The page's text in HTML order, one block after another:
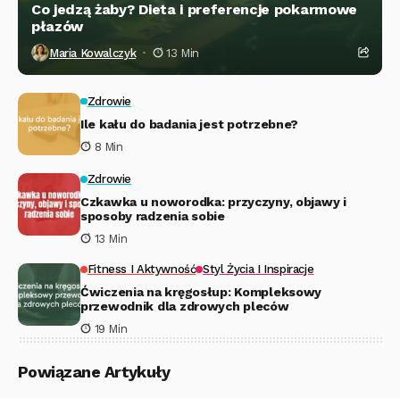
Co jedzą żaby? Dieta i preferencje pokarmowe
płazów
Maria Kowalczyk 13 Min
Zdrowie
Ile kału do badania jest potrzebne?
8 Min
Zdrowie
Czkawka u noworodka: przyczyny, objawy i
sposoby radzenia sobie
13 Min
Fitness I Aktywność Styl Życia I Inspiracje
Ćwiczenia na kręgosłup: Kompleksowy
przewodnik dla zdrowych pleców
19 Min
Powiązane Artykuły